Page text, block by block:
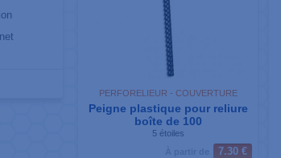
PERFORELIEUR - COUVERTURE
Peigne plastique pour reliure
boîte de 100
5 étoiles
7.30 €